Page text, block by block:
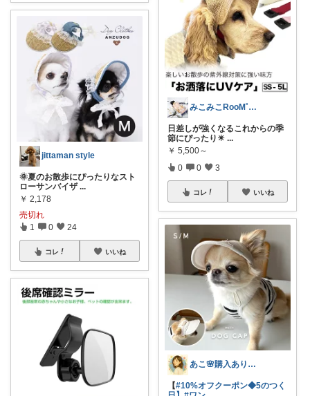
jittaman style
🌞夏のお散歩にぴったりなスト
ローサンバイザ ...
￥ 2,178
売切れ
1 0 24
コレ いいね
みこみこRooM˚✧₊⁎❝᷀ົཽ
日差しが強くなるこれからの季
節にぴったり☀ ...
￥ 5,500～
0 0 3
コレ いいね
あこ🌸購入ありがとうございました😄
【#10%オフクーポン◆5のつく